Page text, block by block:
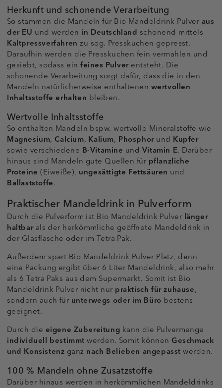
Herkunft und schonende Verarbeitung
So stammen die Mandeln für Bio Mandeldrink Pulveraus
der EU und werden in Deutschland schonend mittels
Kaltpressverfahren zu sog. Presskuchen gepresst.
Daraufhin werden die Presskuchen fein vermahlen und
gesiebt, sodass ein feines Pulverentsteht. Die
schonende Verarbeitung sorgt dafür, dass die in den
Mandeln natürlicherweise enthaltenen wertvollen
Inhaltsstoffe erhalten bleiben.
Wertvolle Inhaltsstoffe
So enthalten Mandeln bspw. wertvolle Mineralstoffe wie
Magnesium,Calcium, Kalium, Phosphorund Kupfer
sowie verschiedene B-Vitamine und Vitamin E. Darüber
hinaus sind Mandeln gute Quellen für pflanzliche
Proteine (Eiweiße), ungesättigte Fettsäuren und
Ballaststoffe.
Praktischer Mandeldrink in Pulverform
Durch die Pulverform ist Bio Mandeldrink Pulver länger
haltbarals der herkömmliche geöffnete Mandeldrink in
der Glasflasche oder im Tetra Pak.
Außerdem spart Bio Mandeldrink Pulver Platz, denn
eine Packung ergibt über 6 Liter Mandeldrink, also mehr
als 6 Tetra Paks aus dem Supermarkt. Somit ist Bio
Mandeldrink Pulver nicht nur praktisch für zuhause,
sondern auch für unterwegs oder im Büro bestens
geeignet.
Durch die eigene Zubereitung kann die Pulvermenge
individuell bestimmtwerden. Somit können Geschmack
und Konsistenz ganz nach Belieben angepasstwerden.
100 % Mandeln ohne Zusatzstoffe
Darüber hinaus werden in herkömmlichen Mandeldrinks